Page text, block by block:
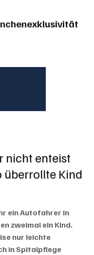
nicht enteist
überrollte Kind
ein Autofahrer in
zweimal ein Kind.
nur leichte
in Spitalpflege